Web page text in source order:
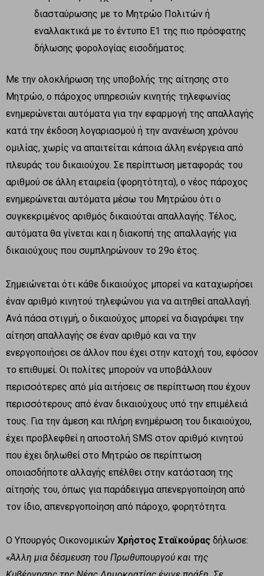
διασταύρωσης με το Μητρώο Πολιτών ή
εναλλακτικά με το έντυπο Ε1 της πιο πρόσφατης
δήλωσης φορολογίας εισοδήματος.
Με την ολοκλήρωση της υποβολής της αίτησης στο
Μητρώο, ο πάροχος υπηρεσιών κινητής τηλεφωνίας
ενημερώνεται αυτόματα για την εφαρμογή της απαλλαγής
κατά την έκδοση λογαριασμού ή την ανανέωση χρόνου
ομιλίας, χωρίς να απαιτείται κάποια άλλη ενέργεια από
πλευράς του δικαιούχου. Σε περίπτωση μεταφοράς του
αριθμού σε άλλη εταιρεία (φορητότητα), ο νέος πάροχος
ενημερώνεται αυτόματα μέσω του Μητρώου ότι ο
συγκεκριμένος αριθμός δικαιούται απαλλαγής. Τέλος,
αυτόματα θα γίνεται και η διακοπή της απαλλαγής για
δικαιούχους που συμπληρώνουν το 29ο έτος.
Σημειώνεται ότι κάθε δικαιούχος μπορεί να καταχωρήσει
έναν αριθμό κινητού τηλεφώνου για να αιτηθεί απαλλαγή.
Ανά πάσα στιγμή, ο δικαιούχος μπορεί να διαγράψει την
αίτηση απαλλαγής σε έναν αριθμό και να την
ενεργοποιήσει σε άλλον που έχει στην κατοχή του, εφόσον
το επιθυμεί. Οι πολίτες μπορούν να υποβάλλουν
περισσότερες από μία αιτήσεις σε περίπτωση που έχουν
περισσότερους από έναν δικαιούχους υπό την επιμέλειά
τους. Για την άμεση και πλήρη ενημέρωση του δικαιούχου,
έχει προβλεφθεί η αποστολή SMS στον αριθμό κινητού
που έχει δηλωθεί στο Μητρώο σε περίπτωση
οποιασδήποτε αλλαγής επέλθει στην κατάσταση της
αίτησής του, όπως για παράδειγμα απενεργοποίηση από
τον ίδιο, απενεργοποίηση από πάροχο, φορητότητα.
Ο Υπουργός Οικονομικών Χρήστος Σταϊκούρας δήλωσε:
«Άλλη μια δέσμευση του Πρωθυπουργού και της